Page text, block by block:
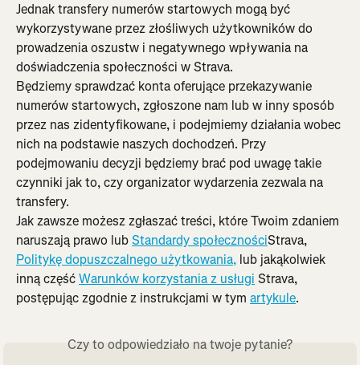
Jednak transfery numerów startowych mogą być
wykorzystywane przez złośliwych użytkowników do
prowadzenia oszustw i negatywnego wpływania na
doświadczenia społeczności w Strava.
Będziemy sprawdzać konta oferujące przekazywanie
numerów startowych, zgłoszone nam lub w inny sposób
przez nas zidentyfikowane, i podejmiemy działania wobec
nich na podstawie naszych dochodzeń. Przy
podejmowaniu decyzji będziemy brać pod uwagę takie
czynniki jak to, czy organizator wydarzenia zezwala na
transfery.
Jak zawsze możesz zgłaszać treści, które Twoim zdaniem
naruszają prawo lub Standardy społecznościStrava,
Politykę dopuszczalnego użytkowania, lub jakąkolwiek
inną część Warunków korzystania z usługi Strava,
postępując zgodnie z instrukcjami w tym artykule.
Czy to odpowiedziało na twoje pytanie?